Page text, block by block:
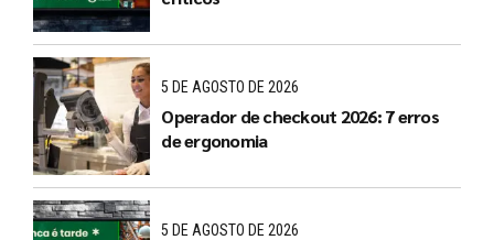
5 DE AGOSTO DE 2026
Operador de checkout 2026: 7 erros
de ergonomia
5 DE AGOSTO DE 2026